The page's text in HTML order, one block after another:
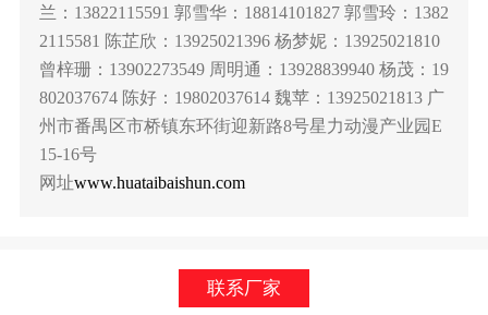
兰：13822115591 郭雪华：18814101827 郭雪玲：1382
2115581 陈芷欣：13925021396 杨梦妮：13925021810
曾梓珊：13902273549 周明通：13928839940 杨茂：19
802037674 陈好：19802037614 魏苹：13925021813 广
州市番禺区市桥镇东环街迎新路8号星力动漫产业园E
15-16号
网址www.huataibaishun.com
联系厂家